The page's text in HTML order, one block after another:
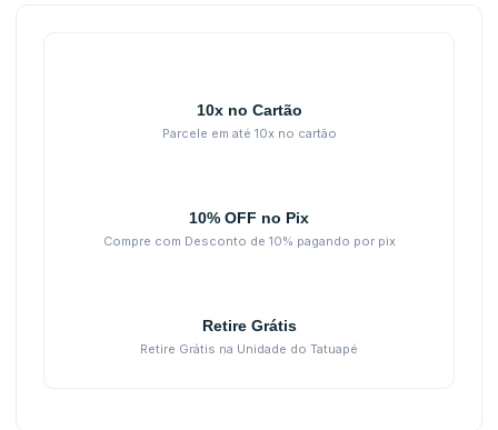
10x no Cartão
Parcele em até 10x no cartão
10% OFF no Pix
Compre com Desconto de 10% pagando por pix
Retire Grátis
Retire Grátis na Unidade do Tatuapé